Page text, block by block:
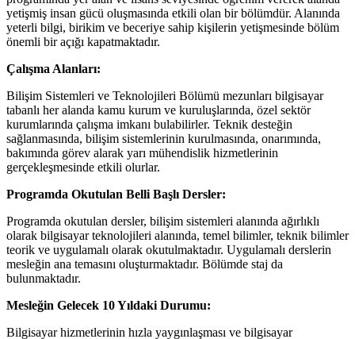
yetişmiş insan gücü oluşmasında etkili olan bir bölümdür. Alanında
yeterli bilgi, birikim ve beceriye sahip kişilerin yetişmesinde bölüm
önemli bir açığı kapatmaktadır.
Çalışma Alanları:
Bilişim Sistemleri ve Teknolojileri Bölümü mezunları bilgisayar
tabanlı her alanda kamu kurum ve kuruluşlarında, özel sektör
kurumlarında çalışma imkanı bulabilirler. Teknik desteğin
sağlanmasında, bilişim sistemlerinin kurulmasında, onarımında,
bakımında görev alarak yarı mühendislik hizmetlerinin
gerçekleşmesinde etkili olurlar.
Programda Okutulan Belli Başlı Dersler:
Programda okutulan dersler, bilişim sistemleri alanında ağırlıklı
olarak bilgisayar teknolojileri alanında, temel bilimler, teknik bilimler
teorik ve uygulamalı olarak okutulmaktadır. Uygulamalı derslerin
mesleğin ana temasını oluşturmaktadır. Bölümde staj da
bulunmaktadır.
Mesleğin Gelecek 10 Yıldaki Durumu:
Bilgisayar hizmetlerinin hızla yaygınlaşması ve bilgisayar